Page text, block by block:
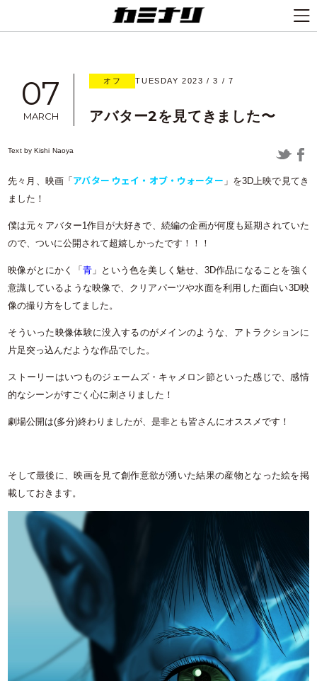
07
MARCH
オフ TUESDAY 2023 / 3 / 7
アバター2を見てきました〜
Text byKishi Naoya
先々月、映画「 アバター ウェイ・オブ・ウォーター 」を3D上映で見てき
ました！
僕は元々アバター1作目が大好きで、続編の企画が何度も延期されていた
ので、ついに公開されて超嬉しかったです！！！
映像がとにかく「 青 」という色を美しく魅せ、3D作品になることを強く
意識しているような映像で、クリアパーツや水面を利用した面白い3D映
像の撮り方をしてました。
そういった映像体験に没入するのがメインのような、アトラクションに
片足突っ込んだような作品でした。
ストーリーはいつものジェームズ・キャメロン節といった感じで、感情
的なシーンがすごく心に刺さりました！
劇場公開は(多分)終わりましたが、是非とも皆さんにオススメです！
そして最後に、映画を見て創作意欲が湧いた結果の産物となった絵を掲
載しておきます。